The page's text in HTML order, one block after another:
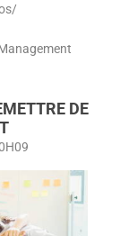
DE